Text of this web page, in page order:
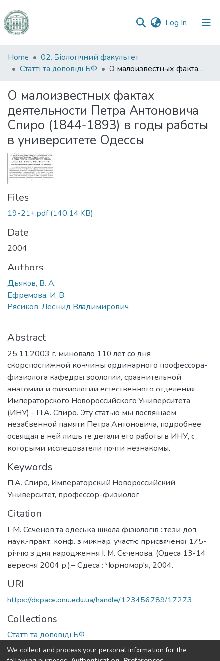
Log In (current)
Communities
&
All of DSpace
Statistics
Home
02. Біологічний факультет
Статті та доповіді БФ
О малоизвестных фактах деятельности Петра Антоновича Спиро (1844-1893) в годы работы в университете Одессы
О малоизвестных фактах
деятельности Петра Антоновича
Спиро (1844-1893) в годы работы
в университете Одессы
Files
19-21+.pdf(140.14 KB)
Date
2004
Authors
Дьяков, В. А.
Ефремова, И. В.
Рясиков, Леонид Владимирович
Abstract
25.11.2003 г. миновало 110 лет со дня
скоропостижной кончины ординарного профессора-
физиолога кафедры зоологии, сравнительной
анатомии и физиологии естественного отделения
Императорского Новороссийского Университета
(ИНУ) - П.А. Спиро. Эту статью мы посвящаем
незабвенной памяти Петра Антоновича, подробнее
освящая в ней лишь те детали его работы в ИНУ, с
которыми исследователи почти незнакомы.
Keywords
П.А. Спиро, Императорский Новороссийский
Университет, профессор-физиолог
Citation
І. М. Сєченов та одеська школа фізіологів : тези доп.
наук.-практ. конф. з міжнар. участю присвяченої 175-
річчю з дня народження І. М. Сєченова, (Одеса 13-14
вересня 2004 р.).– Одеса : Чорномор'я, 2004.
URI
https://dspace.onu.edu.ua/handle/123456789/17273
Collections
Статті та доповіді БФ
Full item page
We collect and process your personal information for the